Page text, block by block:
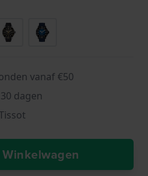
vanaf €50
dagen